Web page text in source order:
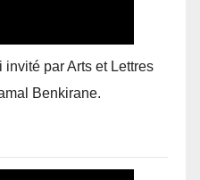
par Arts et Lettres
Benkirane.